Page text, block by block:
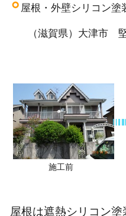
屋根・外壁シリコン塗
（滋賀県）大津市
施工前
屋根は遮熱シリコン